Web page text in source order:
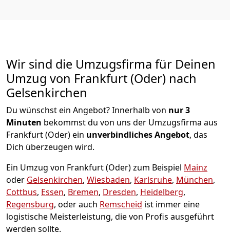
Wir sind die Umzugsfirma für Deinen
Umzug von Frankfurt (Oder) nach
Gelsenkirchen
Du wünschst ein Angebot? Innerhalb von nur 3
Minuten bekommst du von uns der Umzugsfirma aus
Frankfurt (Oder) ein unverbindliches Angebot, das
Dich überzeugen wird.
Ein Umzug von Frankfurt (Oder) zum Beispiel Mainz
oder Gelsenkirchen, Wiesbaden, Karlsruhe, München,
Cottbus, Essen, Bremen, Dresden, Heidelberg,
Regensburg, oder auch Remscheid ist immer eine
logistische Meisterleistung, die von Profis ausgeführt
werden sollte.